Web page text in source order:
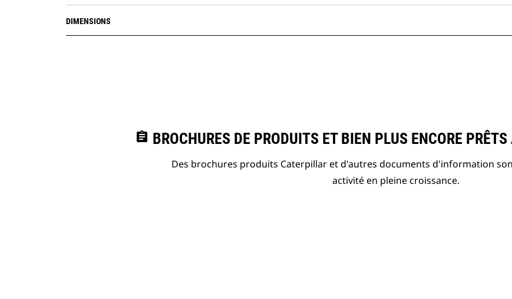
DIMENSIONS
assignment BROCHURES DE PRODUITS ET BIEN PLUS ENCORE
Des brochures produits Caterpillar et d'autres documents d'information
activité en pleine croissance.